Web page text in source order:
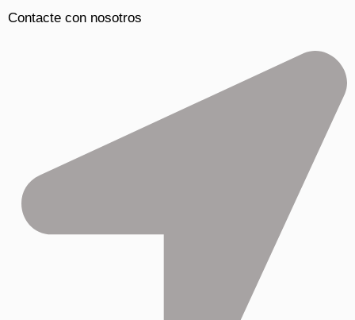
Contacte con nosotros